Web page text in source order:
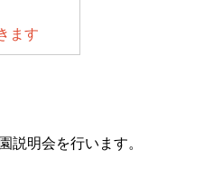
ます
説明会を行います。